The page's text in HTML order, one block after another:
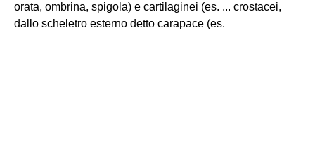
orata, ombrina, spigola) e cartilaginei (es. ... crostacei,
dallo scheletro esterno detto carapace (es.